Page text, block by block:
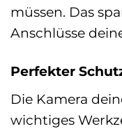
müssen. Das
Anschlüsse
Perfekter
Die Kamera
wichtiges